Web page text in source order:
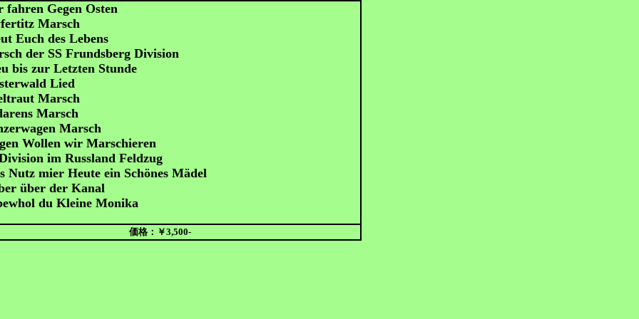
fahren Gegen Osten
Marsch
Euch des Lebens
der SS Frundsberg Division
bis zur Letzten Stunde
Lied
Marsch
Marsch
Marsch
Wollen wir Marschieren
im Russland Feldzug
Nutz mier Heute ein Schönes Mädel
über der Kanal
du Kleine Monika
価格：￥3,500-